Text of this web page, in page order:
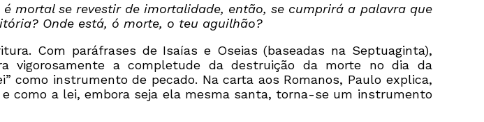
mortal se revestir de imortalidade, então, se cumprirá a palavra que
Onde está, ó morte, o teu aguilhão?
Com paráfrases de Isaías e Oseias (baseadas na Septuaginta),
vigorosamente a completude da destruição da morte no dia da
como instrumento de pecado. Na carta aos Romanos, Paulo explica,
como a lei, embora seja ela mesma santa, torna-se um instrumento